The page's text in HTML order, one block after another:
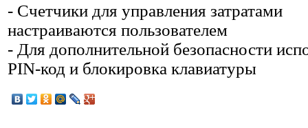
- Счетчики для управления затратами
настраиваются пользователем
- Для дополнительной безопасности
PIN-код и блокировка клавиатуры